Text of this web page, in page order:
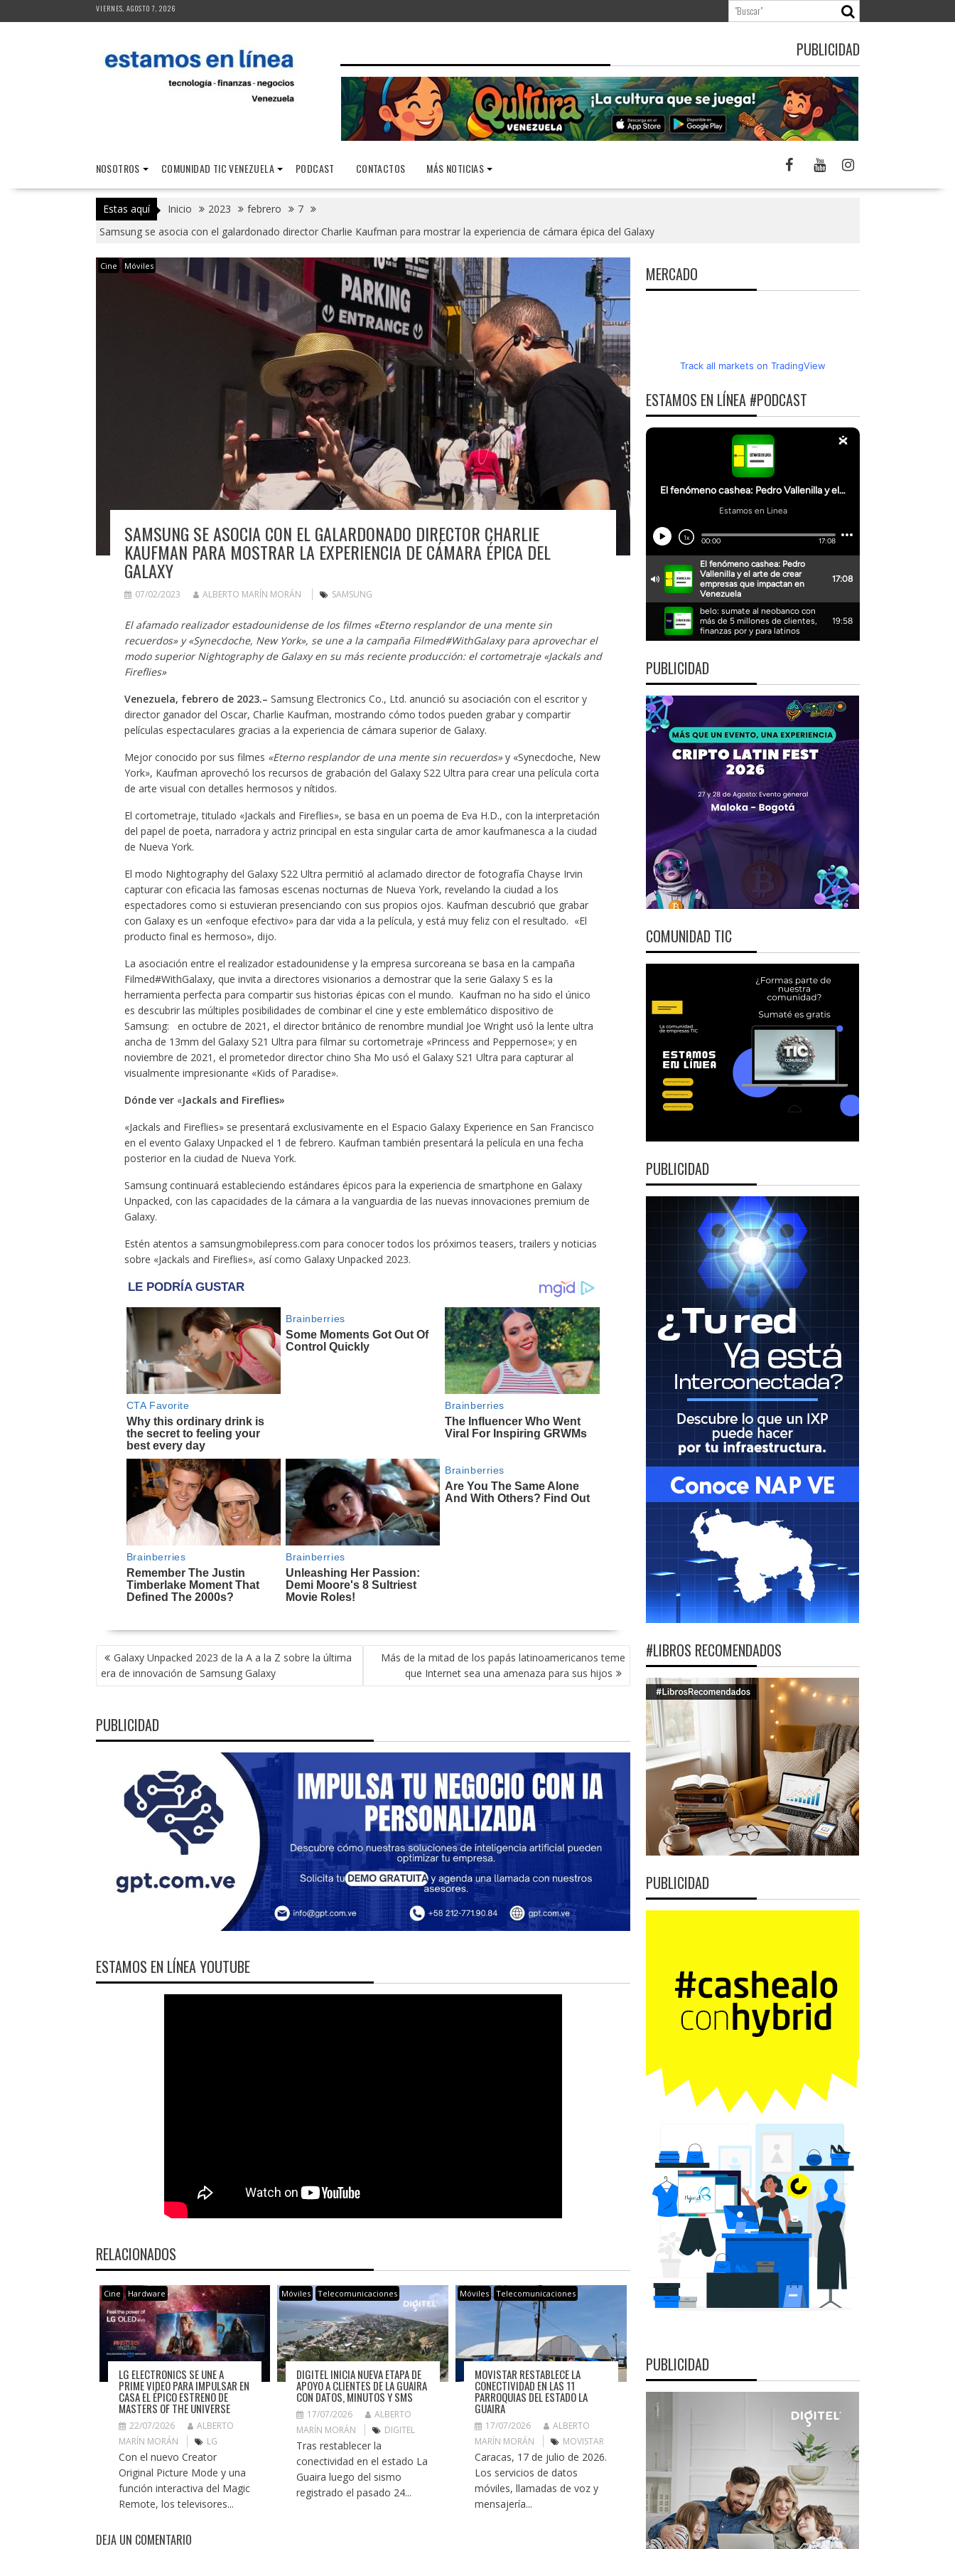
al
VIERNES, AGOSTO 7, 2026
PUBLICIDAD
NOSOTROS COMUNIDAD TIC VENEZUELA PODCAST CONTACTOS MÁS NOTICIAS
Estas aquí Inicio 2023 febrero
7
Samsung se asocia con el galardonado director Charlie Kaufman para mostrar la experiencia de cámara épica del Galaxy
Cine Móviles
SAMSUNG SE ASOCIA CON EL GALARDONADO DIRECTOR CHARLIE
KAUFMAN PARA MOSTRAR LA EXPERIENCIA DE CÁMARA ÉPICA DEL
GALAXY
07/02/2023 ALBERTO MARÍN MORÁN SAMSUNG
El afamado realizador estadounidense de los filmes «Eterno resplandor de una mente sin
recuerdos» y «Synecdoche, New York», se une a la campaña Filmed#WithGalaxy para aprovechar el
modo superior Nightography de Galaxy en su más reciente producción: el cortometraje «Jackals and
Fireflies»
Venezuela, febrero de 2023.– Samsung Electronics Co., Ltd. anunció su asociación con el escritor y
director ganador del Oscar, Charlie Kaufman, mostrando cómo todos pueden grabar y compartir
películas espectaculares gracias a la experiencia de cámara superior de Galaxy.
Mejor conocido por sus filmes «Eterno resplandor de una mente sin recuerdos»y «Synecdoche, New
York», Kaufman aprovechó los recursos de grabación del Galaxy S22 Ultra para crear una película corta
de arte visual con detalles hermosos y nítidos.
El cortometraje, titulado «Jackals and Fireflies», se basa en un poema de Eva H.D., con la interpretación
del papel de poeta, narradora y actriz principal en esta singular carta de amor kaufmanesca a la ciudad
de Nueva York.
El modo Nightography del Galaxy S22 Ultra permitió al aclamado director de fotografía Chayse Irvin
capturar con eficacia las famosas escenas nocturnas de Nueva York, revelando la ciudad a los
espectadores como si estuvieran presenciando con sus propios ojos. Kaufman descubrió que grabar
con Galaxy es un «enfoque efectivo» para dar vida a la película, y está muy feliz con el resultado. «El
producto final es hermoso», dijo.
La asociación entre el realizador estadounidense y la empresa surcoreana se basa en la campaña
Filmed#WithGalaxy, que invita a directores visionarios a demostrar que la serie Galaxy S es la
herramienta perfecta para compartir sus historias épicas con el mundo. Kaufman no ha sido el único
es descubrir las múltiples posibilidades de combinar el cine y este emblemático dispositivo de
Samsung: en octubre de 2021, el director británico de renombre mundial Joe Wright usó la lente ultra
ancha de 13mm del Galaxy S21 Ultra para filmar su cortometraje «Princess and Peppernose»; y en
noviembre de 2021, el prometedor director chino Sha Mo usó el Galaxy S21 Ultra para capturar al
visualmente impresionante «Kids of Paradise».
Dónde ver«Jackals and Fireflies»
«Jackals and Fireflies» se presentará exclusivamente en el Espacio Galaxy Experience en San Francisco
en el evento Galaxy Unpacked el 1 de febrero. Kaufman también presentará la película en una fecha
posterior en la ciudad de Nueva York.
Samsung continuará estableciendo estándares épicos para la experiencia de smartphone en Galaxy
Unpacked, con las capacidades de la cámara a la vanguardia de las nuevas innovaciones premium de
Galaxy.
Estén atentos a samsungmobilepress.com para conocer todos los próximos teasers, trailers y noticias
sobre «Jackals and Fireflies», así como Galaxy Unpacked 2023.
NAVEGACIÓN
DE
ENTRADAS
Galaxy Unpacked 2023 de la A a la Z sobre la última
era de innovación de Samsung Galaxy
Más de la mitad de los papás latinoamericanos teme
que Internet sea una amenaza para sus hijos
PUBLICIDAD
ESTAMOS EN LÍNEA YOUTUBE
RELACIONADOS
Cine Hardware
LG ELECTRONICS SE UNE A
PRIME VIDEO PARA IMPULSAR EN
CASA EL ÉPICO ESTRENO DE
MASTERS OF THE UNIVERSE
22/07/2026
ALBERTO
MARÍN MORÁN
LG
Con el nuevo Creator
Original Picture Mode y una
función interactiva del Magic
Remote, los televisores...
Móviles Telecomunicaciones
DIGITEL INICIA NUEVA ETAPA DE
APOYO A CLIENTES DE LA GUAIRA
CON DATOS, MINUTOS Y SMS
17/07/2026
ALBERTO
MARÍN MORÁN
DIGITEL
Tras restablecer la
conectividad en el estado La
Guaira luego del sismo
registrado el pasado 24...
Móviles Telecomunicaciones
MOVISTAR RESTABLECE LA
CONECTIVIDAD EN LAS 11
PARROQUIAS DEL ESTADO LA
GUAIRA
17/07/2026
ALBERTO
MARÍN MORÁN
MOVISTAR
Caracas, 17 de julio de 2026.
Los servicios de datos
móviles, llamadas de voz y
mensajería...
DEJA UN COMENTARIO
MERCADO
Track all markets on TradingView
ESTAMOS EN LÍNEA #PODCAST
PUBLICIDAD
COMUNIDAD TIC
PUBLICIDAD
#LIBROS RECOMENDADOS
PUBLICIDAD
PUBLICIDAD